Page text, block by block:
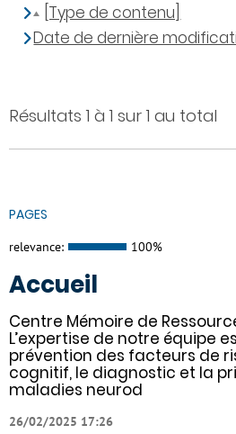
Résultats 1 à 1 sur 1 au total
PAGES
relevance: 100%
Accueil
Centre Mémoire de
L’expertise de notre équipe
prévention des facteurs de
cognitif, le diagnostic et la
maladies neurod
26/02/2025 17:26
[Type de contenu]
Date de dernière